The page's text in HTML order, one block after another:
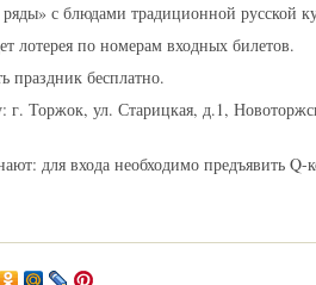
с блюдами традиционной русской
лотерея по номерам входных билетов.
праздник бесплатно.
г. Торжок, ул. Старицкая, д.1,
для входа необходимо предъявить